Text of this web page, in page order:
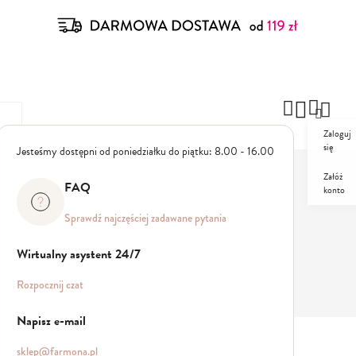
Jesteśmy dostępni od poniedziałku do piątku: 8.00 - 16.00
FAQ
Sprawdź najczęściej zadawane pytania
Wirtualny asystent 24/7
Rozpocznij czat
Napisz e-mail
sklep@farmona.pl
Zaloguj
się
Załóż
konto